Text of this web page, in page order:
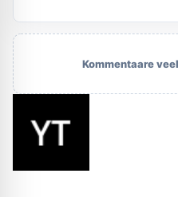
Kommentaare